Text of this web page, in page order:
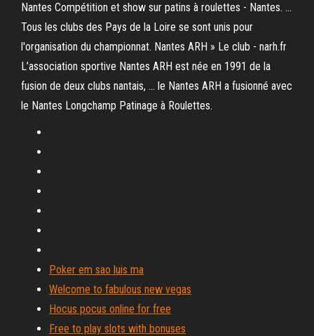
Nantes Compétition et show sur patins à roulettes - Nantes. ...
Tous les clubs des Pays de la Loire se sont unis pour
l'organisation du championnat. Nantes ARH » Le club - narh.fr
L’association sportive Nantes ARH est née en 1991 de la
fusion de deux clubs nantais, ... le Nantes ARH a fusionné avec
le Nantes Longchamp Patinage à Roulettes.
Poker em sao luis ma
Welcome to fabulous new vegas
Hocus pocus online for free
Free to play slots with bonuses